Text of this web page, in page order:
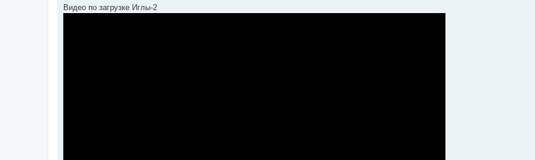
Видео по загрузке Иглы-2